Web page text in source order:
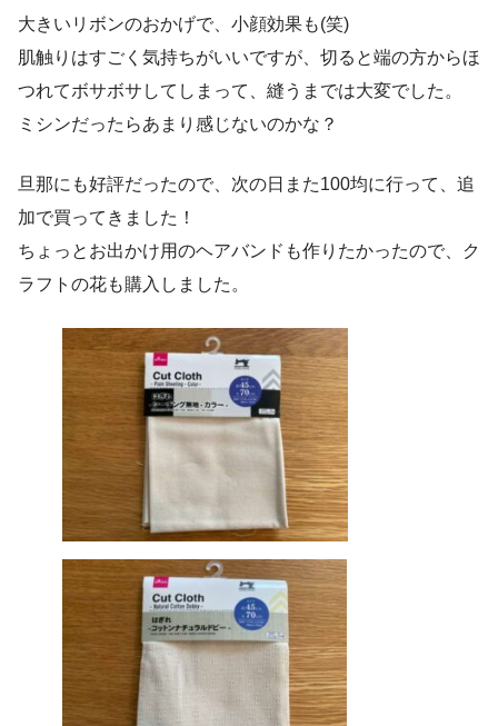
大きいリボンのおかげで、小顔効果も(笑)
肌触りはすごく気持ちがいいですが、切ると端の方からほ
つれてボサボサしてしまって、縫うまでは大変でした。
ミシンだったらあまり感じないのかな？
旦那にも好評だったので、次の日また100均に行って、追
加で買ってきました！
ちょっとお出かけ用のヘアバンドも作りたかったので、ク
ラフトの花も購入しました。